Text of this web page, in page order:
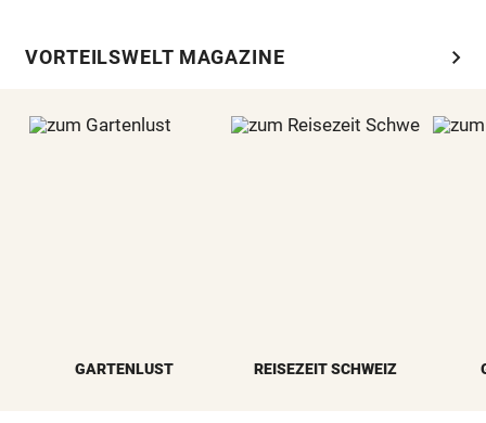
VORTEILSWELT MAGAZINE chevron_right
GARTENLUST REISEZEIT SCHWEIZ